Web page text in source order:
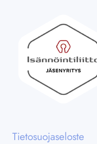
Tietosuojaseloste